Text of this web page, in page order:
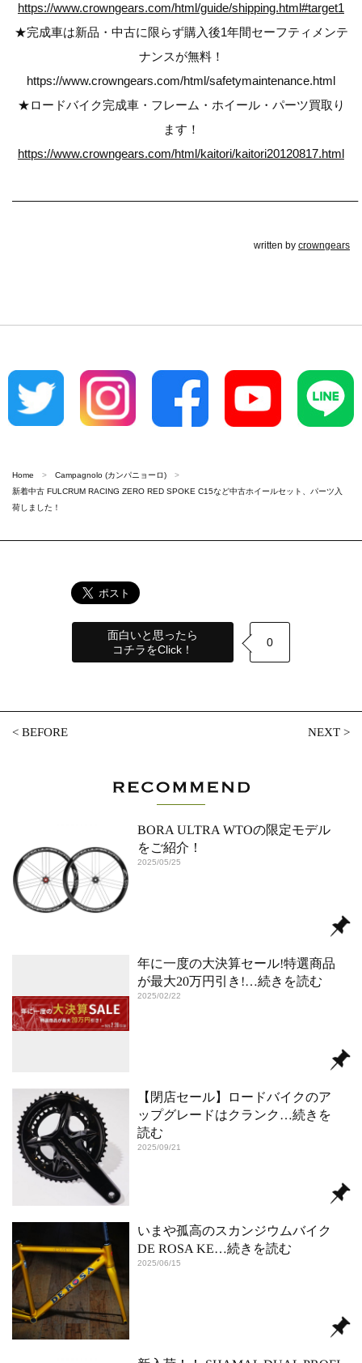
https://www.crowngears.com/html/guide/shipping.html#target1
★完成車は新品・中古に限らず購入後1年間セーフティメンテ
ナンスが無料！
https://www.crowngears.com/html/safetymaintenance.html
★ロードバイク完成車・フレーム・ホイール・パーツ買取り
ます！
https://www.crowngears.com/html/kaitori/kaitori20120817.html
————————————————————————————–
written by crowngears
Home
Campagnolo (カンパニョーロ)
新着中古 FULCRUM RACING ZERO RED SPOKE C15など中古ホイールセット、パーツ入
荷しました！
面白いと思ったら
コチラをClick！
0
<BEFORE NEXT>
BORA ULTRA WTOの限定モデル
をご紹介！
2025/05/25
年に一度の大決算セール!特選商品
が最大20万円引き!…続きを読む
2025/02/22
【閉店セール】ロードバイクのア
ップグレードはクランク …続きを
読む
2025/09/21
いまや孤高のスカンジウムバイク
DE ROSA KE…続きを読む
2025/06/15